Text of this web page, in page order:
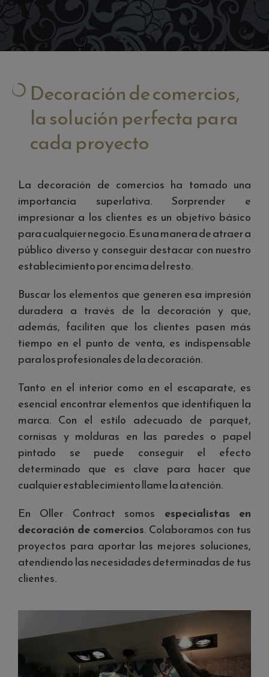
Decoración de comercios,
la solución perfecta para
cada proyecto
La decoración de comercios ha tomado una
importancia superlativa. Sorprender e
impresionar a los clientes es un objetivo básico
para cualquier negocio. Es una manera de atraer a
público diverso y conseguir destacar con nuestro
establecimiento por encima del resto.
Buscar los elementos que generen esa impresión
duradera a través de la decoración y que,
además, faciliten que los clientes pasen más
tiempo en el punto de venta, es indispensable
para los profesionales de la decoración.
Tanto en el interior como en el escaparate, es
esencial encontrar elementos que identifiquen la
marca. Con el estilo adecuado de parquet,
cornisas y molduras en las paredes o papel
pintado se puede conseguir el efecto
determinado que es clave para hacer que
cualquier establecimiento llame la atención.
En Oller Contract somos especialistas en
decoración de comercios. Colaboramos con tus
proyectos para aportar las mejores soluciones,
atendiendo las necesidades determinadas de tus
clientes.